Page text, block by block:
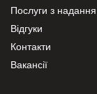
Послуги з
Відгуки
Контакти
Вакансії